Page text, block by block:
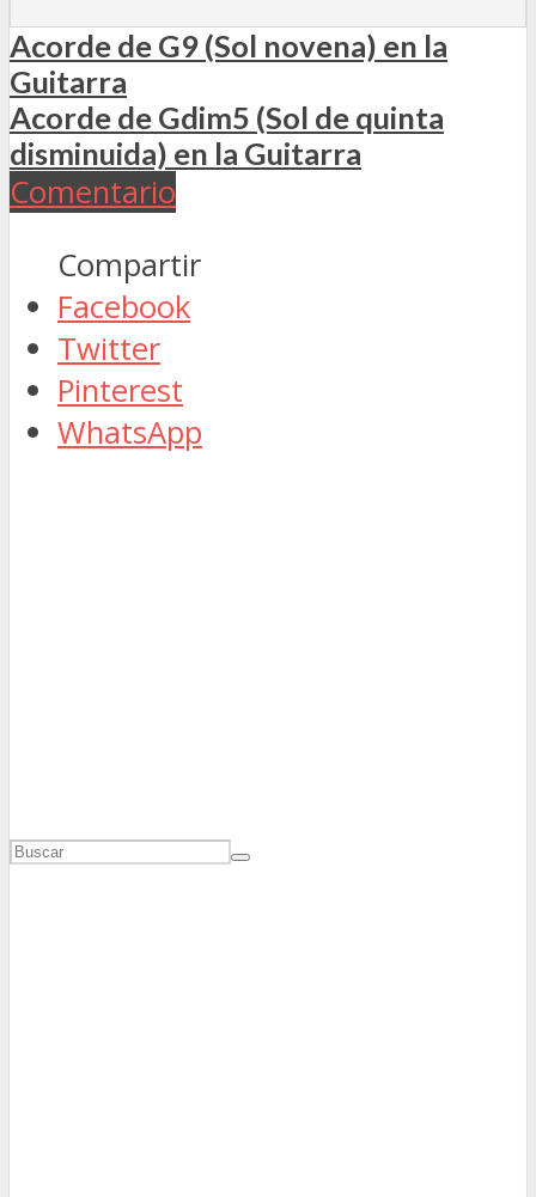
Acorde de G9 (Sol novena) en la
Guitarra
Acorde de Gdim5 (Sol de quinta
disminuida) en la Guitarra
Comentario
Compartir
Facebook
Twitter
Pinterest
WhatsApp